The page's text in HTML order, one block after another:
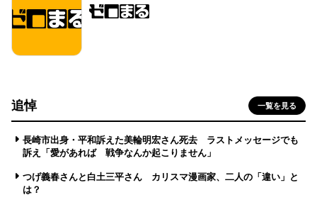
追悼 一覧を見る
長崎市出身・平和訴えた美輪明宏さん死去 ラストメッセージでも
訴え「愛があれば 戦争なんか起こりません」
つげ義春さんと白土三平さん カリスマ漫画家、二人の「違い」と
は？